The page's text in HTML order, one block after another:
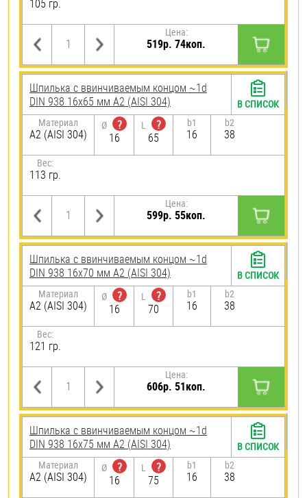
105 гр.
Цена:
519р. 74коп.
Шпилька c ввинчиваемым концом ~1d
DIN 938 16х65 мм А2 (AISI 304)
Материал
А2 (AISI 304)
Ø
?
16
L
?
65
b1
16
b2
38
Вес:
113 гр.
Цена:
599р. 55коп.
В СПИСОК
Шпилька c ввинчиваемым концом ~1d
DIN 938 16х70 мм А2 (AISI 304)
Материал
А2 (AISI 304)
Ø
?
16
L
?
70
b1
16
b2
38
Вес:
121 гр.
Цена:
606р. 51коп.
В СПИСОК
Шпилька c ввинчиваемым концом ~1d
DIN 938 16х75 мм А2 (AISI 304)
Материал
А2 (AISI 304)
Ø
?
16
L
?
75
b1
16
b2
38
В СПИСОК